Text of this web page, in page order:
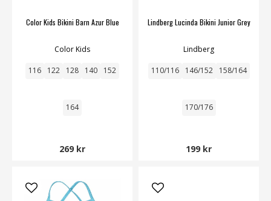
Color Kids Bikini Barn Azur Blue
Color Kids
116 122 128 140 152
164
269 kr
Lindberg Lucinda Bikini Junior Grey
Lindberg
110/116 146/152 158/164
170/176
199 kr